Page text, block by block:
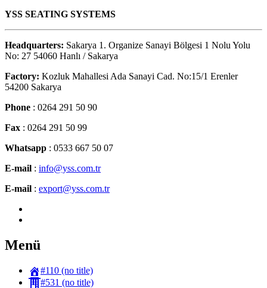
YSS SEATING SYSTEMS
Headquarters: Sakarya 1. Organize Sanayi Bölgesi 1 Nolu Yolu
No: 27 54060 Hanlı / Sakarya
Factory: Kozluk Mahallesi Ada Sanayi Cad. No:15/1 Erenler
54200 Sakarya
Phone : 0264 291 50 90
Fax : 0264 291 50 99
Whatsapp : 0533 667 50 07
E-mail : info@yss.com.tr
E-mail : export@yss.com.tr
Menü
#110 (no title)
#531 (no title)